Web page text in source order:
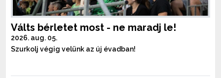
Válts bérletet most - ne maradj le!
2026. aug. 05.
Szurkolj végig velünk az új évadban!